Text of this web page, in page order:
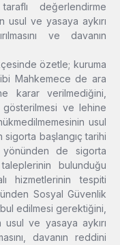
değerlendirme
usul ve yasaya aykırı
ve davanın
özetle; kuruma
Mahkemece de ara
karar verilmediğini,
ve lehine
usul
sigorta başlangıç tarihi
de sigorta
bulunduğu
hizmetlerinin tespiti
Sosyal Güvenlik
edilmesi gerektiğini,
ve yasaya aykırı
davanın reddini